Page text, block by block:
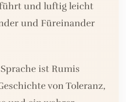
und luftig leicht
und Füreinander
ist Rumis
von Toleranz,